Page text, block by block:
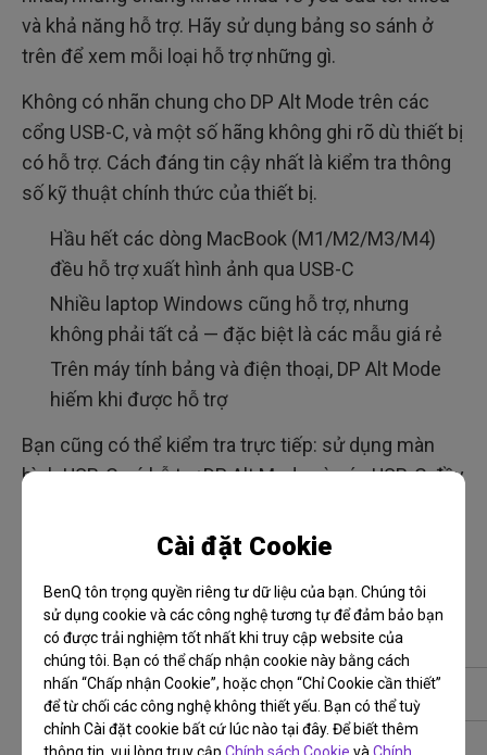
Cài đặt Cookie
BenQ tôn trọng quyền riêng tư dữ liệu của bạn. Chúng tôi
sử dụng cookie và các công nghệ tương tự để đảm bảo bạn
có được trải nghiệm tốt nhất khi truy cập website của
chúng tôi. Bạn có thể chấp nhận cookie này bằng cách
nhấn “Chấp nhận Cookie”, hoặc chọn “Chỉ Cookie cần thiết”
để từ chối các công nghệ không thiết yếu. Bạn có thể tuỳ
chỉnh Cài đặt cookie bất cứ lúc nào tại đây. Để biết thêm
thông tin, vui lòng truy cập Chính sách Cookie và Chính
và khả năng hỗ trợ. Hãy sử dụng bảng so sánh ở
trên để xem mỗi loại hỗ trợ những gì.
Không có nhãn chung cho DP Alt Mode trên các
cổng USB-C, và một số hãng không ghi rõ dù thiết bị
có hỗ trợ. Cách đáng tin cậy nhất là kiểm tra thông
số kỹ thuật chính thức của thiết bị.
Hầu hết các dòng MacBook (M1/M2/M3/M4)
đều hỗ trợ xuất hình ảnh qua USB-C
Nhiều laptop Windows cũng hỗ trợ, nhưng
không phải tất cả — đặc biệt là các mẫu giá rẻ
Trên máy tính bảng và điện thoại, DP Alt Mode
hiếm khi được hỗ trợ
Bạn cũng có thể kiểm tra trực tiếp: sử dụng màn
hình USB-C có hỗ trợ DP Alt Mode và cáp USB-C đầy
Nếu không hiển thị gì, hãy thử đổi cổng hoặc đổi
USB Type-C trong thực tế (trên laptop)
Điều bạn muốn thực hiện Tính năng bắt buộc
Sạc laptop Cấp nguồn (PD)